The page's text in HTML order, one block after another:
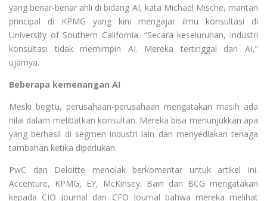
yang benar-benar ahli di bidang AI, kata Michael Mische, mantan
principal di KPMG yang kini mengajar ilmu konsultasi di
University of Southern California. “Secara keseluruhan, industri
konsultasi tidak memimpin AI. Mereka tertinggal dari AI,”
ujarnya.
Beberapa kemenangan AI
Meski begitu, perusahaan-perusahaan mengatakan masih ada
nilai dalam melibatkan konsultan. Mereka bisa menunjukkan apa
yang berhasil di segmen industri lain dan menyediakan tenaga
tambahan ketika diperlukan.
PwC dan Deloitte menolak berkomentar untuk artikel ini.
Accenture, KPMG, EY, McKinsey, Bain dan BCG mengatakan
kepada CIO Journal dan CFO Journal bahwa mereka melihat